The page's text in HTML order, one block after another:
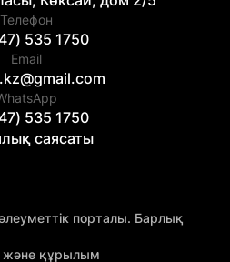
Телефон
535 1750
Email
535 1750
саясаты
порталы. Барлық
және құрылым